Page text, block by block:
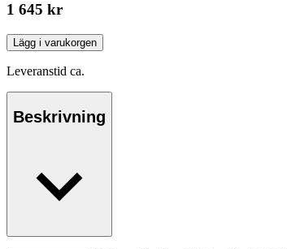
1 645 kr
Lägg i varukorgen
Leveranstid ca.
Beskrivning